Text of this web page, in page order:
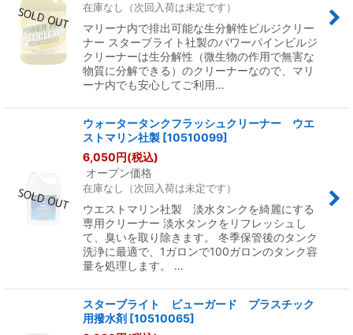
在庫なし（次回入荷は未定です）
マリーナ内で排出可能な生分解性ビルジクリー
ナー スターブライト社製のパワーパインビルジ
クリーナーは生分解性（微生物の作用で無害な
物質に分解できる）のクリーナーなので、マリ
ーナ内でも安心してご利用…
ウォータータンクフラッシュクリーナー ウエ
ストマリン社製 [10510099]
6,050円(税込)
オープン価格
在庫なし（次回入荷は未定です）
ウエストマリン社製 淡水タンクを綺麗にする
専用クリーナー 淡水タンクをリフレッシュし
て、臭いを取り除きます。 冬季保管後のタンク
洗浄に最適で、1ガロンで100ガロンのタンク容
量を処理します。 …
スターブライト ビューガード プラスチック
用撥水剤 [10510065]